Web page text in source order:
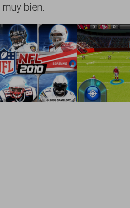
bien.